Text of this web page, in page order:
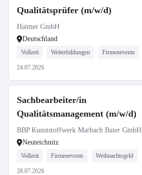
Qualitätsprüfer (m/w/d)
Haimer GmbH
Deutschland
Vollzeit Weiterbildungen Firmenevents
24.07.2026
Sachbearbeiter/in
Qualitätsmanagement (m/w/d)
BBP Kunststoffwerk Marbach Baier GmbH
Neuteichnitz
Vollzeit Firmenevents Weihnachtsgeld
28.07.2026